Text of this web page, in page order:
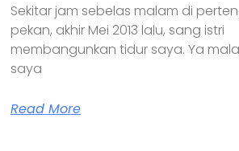
Sekitar jam sebelas malam di
pekan, akhir Mei 2013 lalu, sang istri
membangunkan tidur saya. Ya
saya
Read More